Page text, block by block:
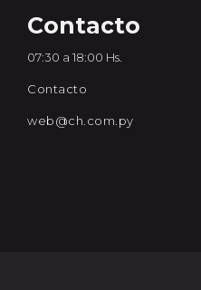
Contacto
07:30 a 18:00 Hs.
Contacto
web@ch.com.py